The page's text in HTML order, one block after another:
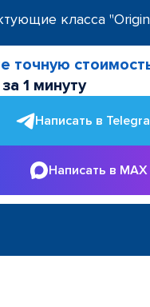
класса
точную
1 минуту
Написать в
Написать в MAX